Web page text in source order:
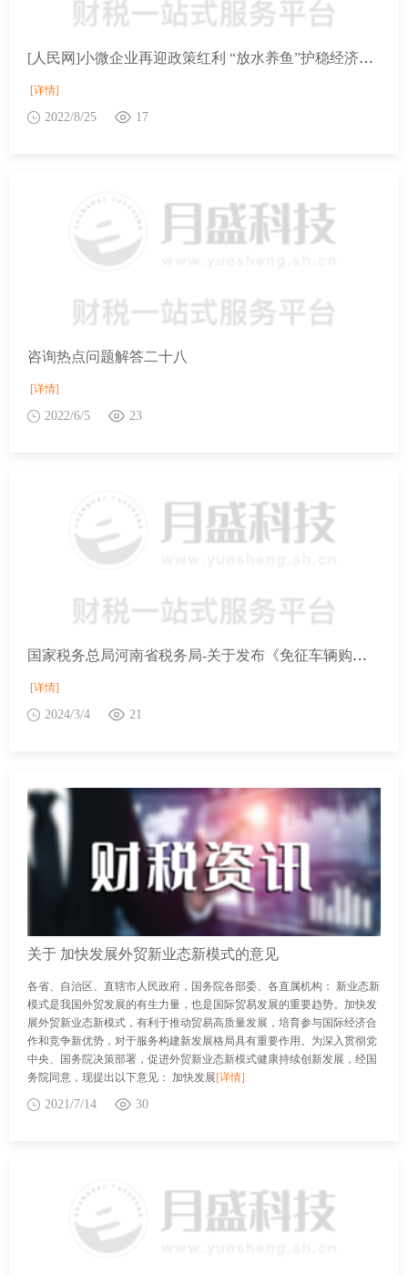
[人民网]小微企业再迎政策红利 “放水养鱼”护稳经济大盘
[详情]
2022/8/25 17
咨询热点问题解答二十八
[详情]
2022/6/5 23
国家税务总局河南省税务局-关于发布《免征车辆购置税的设有固定装置的非运输专用作业车辆目录》（第十四批）的公告
[详情]
2024/3/4 21
关于 加快发展外贸新业态新模式的意见
各省、自治区、直辖市人民政府，国务院各部委、各直属机构： 新业态新
模式是我国外贸发展的有生力量，也是国际贸易发展的重要趋势。加快发
展外贸新业态新模式，有利于推动贸易高质量发展，培育参与国际经济合
作和竞争新优势，对于服务构建新发展格局具有重要作用。为深入贯彻党
中央、国务院决策部署，促进外贸新业态新模式健康持续创新发展，经国
务院同意，现提出以下意见： 加快发展[详情]
2021/7/14 30